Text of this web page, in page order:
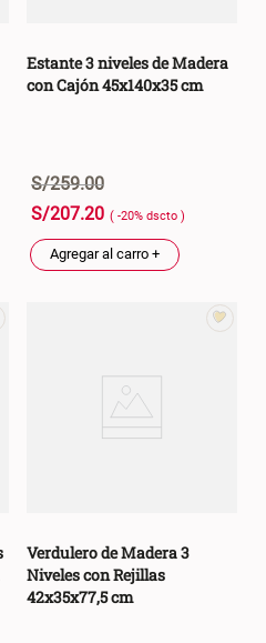
Estante 3 niveles de Madera
con Cajón 45x140x35 cm
S/259.00
S/207.20 ( -20% dscto )
Agregar al carro +
Verdulero de Madera 3
Niveles con Rejillas
42x35x77,5 cm